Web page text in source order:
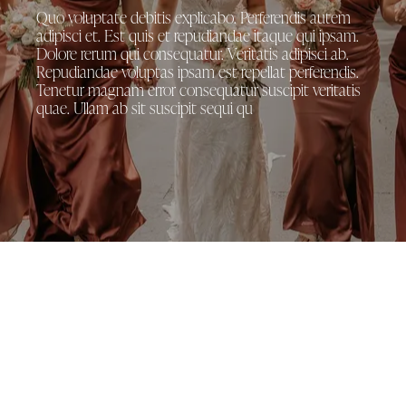
Quo voluptate debitis explicabo. Perferendis autem
adipisci et. Est quis et repudiandae itaque qui ipsam.
Dolore rerum qui consequatur. Veritatis adipisci ab.
Repudiandae voluptas ipsam est repellat perferendis.
Tenetur magnam error consequatur suscipit veritatis
quae. Ullam ab sit suscipit sequi qu